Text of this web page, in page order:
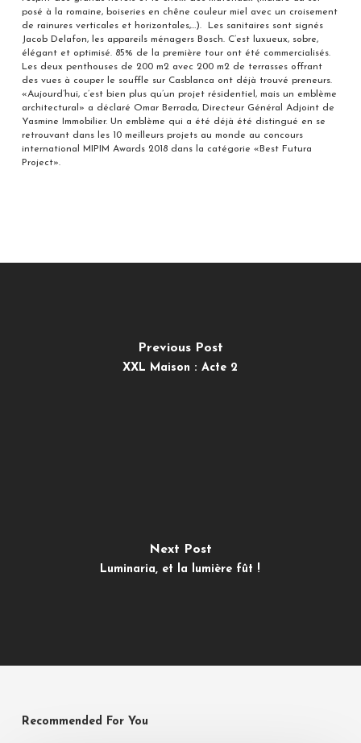
posé à la romaine, boiseries en chêne couleur miel avec un croisement
de rainures verticales et horizontales,…). Les sanitaires sont signés
Jacob Delafon, les appareils ménagers Bosch. C’est luxueux, sobre,
élégant et optimisé. 85% de la première tour ont été commercialisés.
Les deux penthouses de 200 m2 avec 200 m2 de terrasses offrant
des vues à couper le souffle sur Casblanca ont déjà trouvé preneurs.
«Aujourd’hui, c’est bien plus qu’un projet résidentiel, mais un emblème
architectural» a déclaré Omar Berrada, Directeur Général Adjoint de
Yasmine Immobilier. Un emblème qui a été déjà été distingué en se
retrouvant dans les 10 meilleurs projets au monde au concours
international MIPIM Awards 2018 dans la catégorie «Best Futura
Project».
Previous Post
XXL Maison : Acte 2
Next Post
Luminaria, et la lumière fût !
Recommended For You